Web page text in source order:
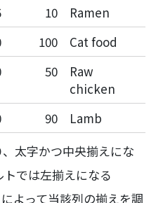
10
Ramen
100
Cat food
50
Raw
chicken
90
Lamb
太字かつ中央揃えにな
では左揃えになる
よって当該列の揃えを調